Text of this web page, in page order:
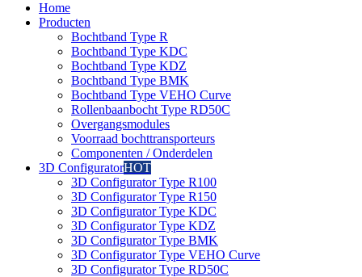
Home
Producten
Bochtband Type R
Bochtband Type KDC
Bochtband Type KDZ
Bochtband Type BMK
Bochtband Type VEHO Curve
Rollenbaanbocht Type RD50C
Overgangsmodules
Voorraad bochttransporteurs
Componenten / Onderdelen
3D ConfiguratorHOT
3D Configurator Type R100
3D Configurator Type R150
3D Configurator Type KDC
3D Configurator Type KDZ
3D Configurator Type BMK
3D Configurator Type VEHO Curve
3D Configurator Type RD50C